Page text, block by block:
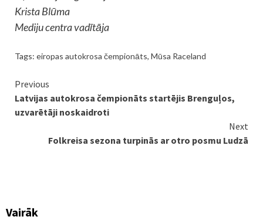
Krista Blūma
Mediju centra vadītāja
Tags: eiropas autokrosa čempionāts, Mūsa Raceland
Continue
Reading
Previous
Latvijas autokrosa čempionāts startējis Brenguļos,
uzvarētāji noskaidroti
Next
Folkreisa sezona turpinās ar otro posmu Ludzā
Vairāk